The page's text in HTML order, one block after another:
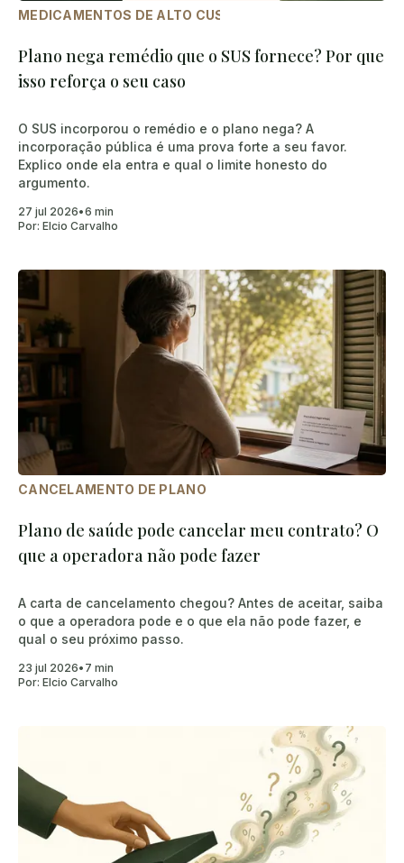
MEDICAMENTOS DE ALTO CUSTO
Plano nega remédio que o SUS fornece? Por que
isso reforça o seu caso
O SUS incorporou o remédio e o plano nega? A
incorporação pública é uma prova forte a seu favor.
Explico onde ela entra e qual o limite honesto do
argumento.
27 jul 2026•6 min
Por: Elcio Carvalho
CANCELAMENTO DE PLANO
Plano de saúde pode cancelar meu contrato? O
que a operadora não pode fazer
A carta de cancelamento chegou? Antes de aceitar, saiba
o que a operadora pode e o que ela não pode fazer, e
qual o seu próximo passo.
23 jul 2026• 7 min
Por: Elcio Carvalho